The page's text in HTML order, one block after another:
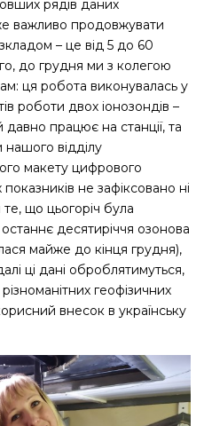
рядів даних
важливо продовжувати
– це від 5 до 60
до грудня ми з колегою
ця робота виконувалась у
роботи двох іонозондів –
давно працює на станції, та
нашого відділу
макету цифрового
не зафіксовано ні
що цьогоріч була
десятиріччя озонова
майже до кінця грудня),
ці дані оброблятимуться,
геофізичних
внесок в українську